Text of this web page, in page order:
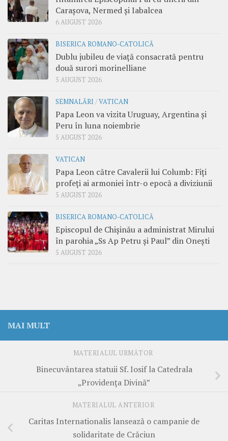
Carașova, Nermed și Iabalcea
6 AUGUST 2026
BISERICA ROMANO-CATOLICĂ
Dublu jubileu de viață consacrată pentru
două surori morinelliane
5 AUGUST 2026
SEMNALĂRI /VATICAN
Papa Leon va vizita Uruguay, Argentina și
Peru în luna noiembrie
5 AUGUST 2026
VATICAN
Papa Leon către Cavalerii lui Columb: Fiți
profeți ai armoniei într-o epocă a diviziunii
5 AUGUST 2026
BISERICA ROMANO-CATOLICĂ
Episcopul de Chișinău a administrat Mirului
în parohia „Ss Ap Petru și Paul” din Onești
5 AUGUST 2026
MAI MULT
MATERIALUL URMĂTOR
Binecuvântarea statuii Sf. Iosif la Catedrala
„Providența Divină”
MATERIALUL ANTERIOR
Caritas Internationalis lansează o campanie de
solidaritate de Crăciun